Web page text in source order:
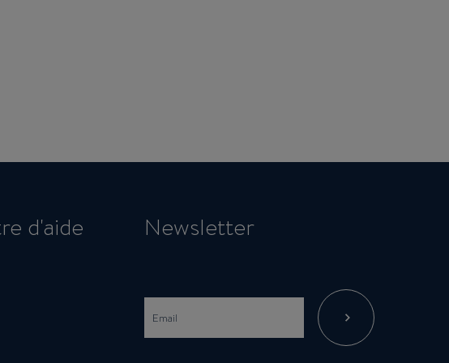
d'aide Newsletter